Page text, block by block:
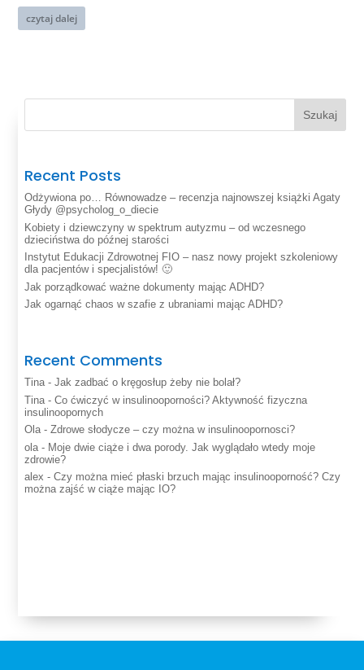
czytaj dalej
Szukaj
Recent Posts
Odżywiona po… Równowadze – recenzja najnowszej książki Agaty
Głydy @psycholog_o_diecie
Kobiety i dziewczyny w spektrum autyzmu – od wczesnego
dzieciństwa do późnej starości
Instytut Edukacji Zdrowotnej FIO – nasz nowy projekt szkoleniowy
dla pacjentów i specjalistów! 🙂
Jak porządkować ważne dokumenty mając ADHD?
Jak ogarnąć chaos w szafie z ubraniami mając ADHD?
Recent Comments
Tina-Jak zadbać o kręgosłup żeby nie bolał?
Tina -Co ćwiczyć w insulinooporności? Aktywność fizyczna
insulinoopornych
Ola-Zdrowe słodycze – czy można w insulinoopornosci?
ola - Moje dwie ciąże i dwa porody. Jak wyglądało wtedy moje
zdrowie?
alex -Czy można mieć płaski brzuch mając insulinooporność? Czy
można zajść w ciąże mając IO?